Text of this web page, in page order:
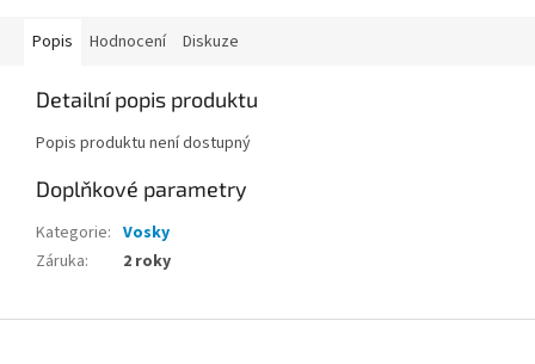
Popis Hodnocení Diskuze
Detailní popis produktu
Popis produktu není dostupný
Doplňkové parametry
Kategorie: Vosky
Záruka: 2 roky